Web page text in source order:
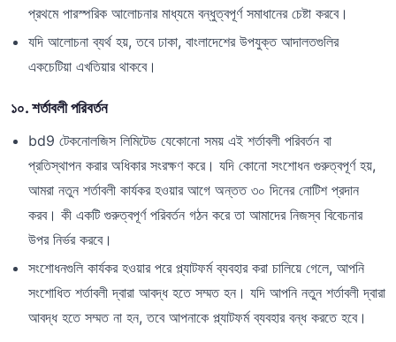
প্রথমে পারস্পরিক আলোচনার মাধ্যমে বন্ধুত্বপূর্ণ সমাধানের চেষ্টা করবে।
যদি আলোচনা ব্যর্থ হয়, তবে ঢাকা, বাংলাদেশের উপযুক্ত আদালতগুলির
একচেটিয়া এখতিয়ার থাকবে।
১০. শর্তাবলী পরিবর্তন
bd9 টেকনোলজিস লিমিটেড যেকোনো সময় এই শর্তাবলী পরিবর্তন বা
প্রতিস্থাপন করার অধিকার সংরক্ষণ করে। যদি কোনো সংশোধন গুরুত্বপূর্ণ হয়,
আমরা নতুন শর্তাবলী কার্যকর হওয়ার আগে অন্তত ৩০ দিনের নোটিশ প্রদান
করব। কী একটি গুরুত্বপূর্ণ পরিবর্তন গঠন করে তা আমাদের নিজস্ব বিবেচনার
উপর নির্ভর করবে।
সংশোধনগুলি কার্যকর হওয়ার পরে প্ল্যাটফর্ম ব্যবহার করা চালিয়ে গেলে, আপনি
সংশোধিত শর্তাবলী দ্বারা আবদ্ধ হতে সম্মত হন। যদি আপনি নতুন শর্তাবলী দ্বারা
আবদ্ধ হতে সম্মত না হন, তবে আপনাকে প্ল্যাটফর্ম ব্যবহার বন্ধ করতে হবে।